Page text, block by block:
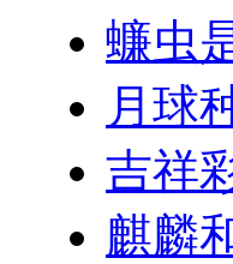
蠊虫
月球
吉祥
麒麟